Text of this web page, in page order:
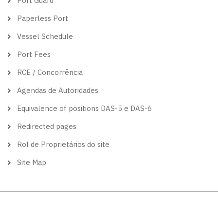
Paperless Port
Vessel Schedule
Port Fees
RCE / Concorrência
Agendas de Autoridades
Equivalence of positions DAS-5 e DAS-6
Redirected pages
Rol de Proprietários do site
Site Map